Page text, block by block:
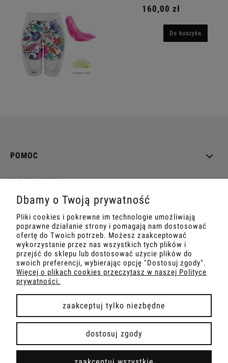
160,00 zł
Do koszyka
POMOC
MOJE KONTO
PŁATNOŚCI I DOSTAWA
INFORMACJE
O NAS
pokaż pełną wersję strony
Sklep internetowy Shoper.pl
Dbamy o Twoją prywatność
Pliki cookies i pokrewne im technologie umożliwiają
poprawne działanie strony i pomagają nam dostosować
ofertę do Twoich potrzeb. Możesz zaakceptować
wykorzystanie przez nas wszystkich tych plików i
przejść do sklepu lub dostosować użycie plików do
swoich preferencji, wybierając opcję "Dostosuj zgody".
Więcej o plikach cookies przeczytasz w naszej Polityce
prywatności.
zaakceptuj tylko niezbędne
dostosuj zgody